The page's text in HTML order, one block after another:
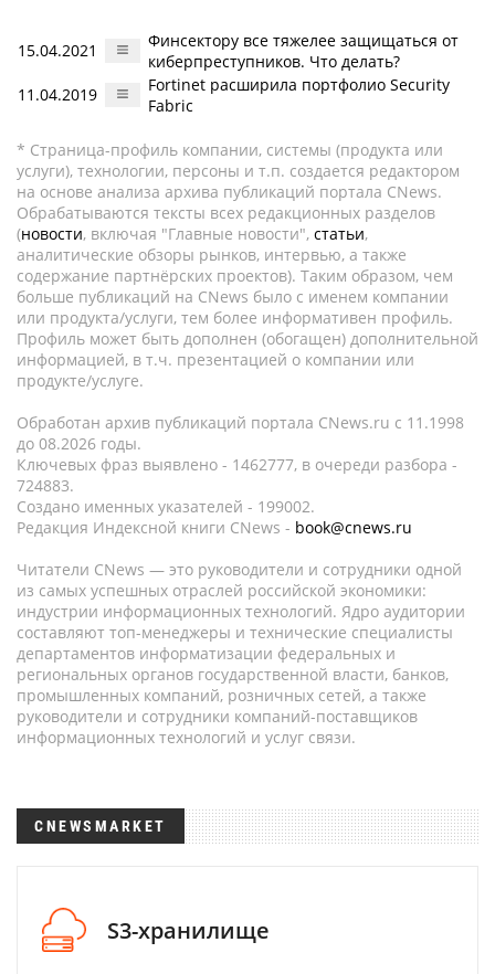
15.04.2021
Финсектору все тяжелее защищаться от
киберпреступников. Что делать?
11.04.2019
Fortinet расширила портфолио Security
Fabric
* Страница-профиль компании, системы (продукта или
услуги), технологии, персоны и т.п. создается редактором
на основе анализа архива публикаций портала CNews.
Обрабатываются тексты всех редакционных разделов
(новости, включая "Главные новости", статьи,
аналитические обзоры рынков, интервью, а также
содержание партнёрских проектов). Таким образом, чем
больше публикаций на CNews было с именем компании
или продукта/услуги, тем более информативен профиль.
Профиль может быть дополнен (обогащен) дополнительной
информацией, в т.ч. презентацией о компании или
продукте/услуге.
Обработан архив публикаций портала CNews.ru c 11.1998
до 08.2026 годы.
Ключевых фраз выявлено - 1462777, в очереди разбора -
724883.
Создано именных указателей - 199002.
Редакция Индексной книги CNews - book@cnews.ru
Читатели CNews — это руководители и сотрудники одной
из самых успешных отраслей российской экономики:
индустрии информационных технологий. Ядро аудитории
составляют топ-менеджеры и технические специалисты
департаментов информатизации федеральных и
региональных органов государственной власти, банков,
промышленных компаний, розничных сетей, а также
руководители и сотрудники компаний-поставщиков
информационных технологий и услуг связи.
CNEWSMARKET
S3-хранилище